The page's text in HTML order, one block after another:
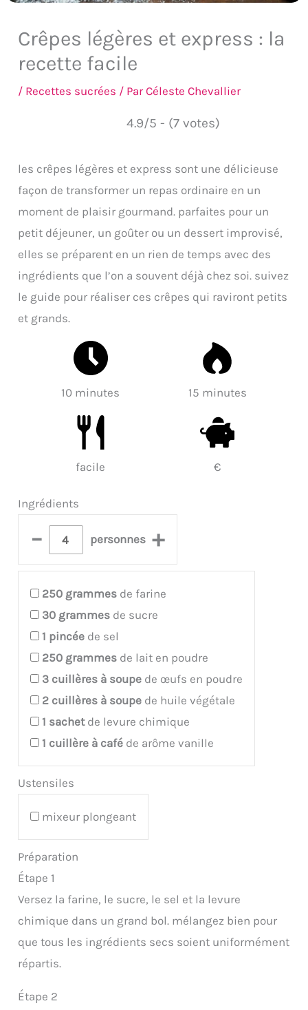
Crêpes légères et express : la
recette facile
/ Recettes sucrées / ParCéleste Chevallier
4.9/5 - (7 votes)
les crêpes légères et express sont une délicieuse
façon de transformer un repas ordinaire en un
moment de plaisir gourmand. parfaites pour un
petit déjeuner, un goûter ou un dessert improvisé,
elles se préparent en un rien de temps avec des
ingrédients que l’on a souvent déjà chez soi. suivez
le guide pour réaliser ces crêpes qui raviront petits
et grands.
10 minutes 15 minutes
facile €
Ingrédients
– personnes +
250 grammes de farine
30 grammes de sucre
1 pincée de sel
250 grammes de lait en poudre
3 cuillères à soupe de œufs en poudre
2 cuillères à soupe de huile végétale
1 sachetde levure chimique
1 cuillère à café de arôme vanille
Ustensiles
mixeur plongeant
Préparation
Étape 1
Versez la farine, le sucre, le sel et la levure
chimique dans un grand bol. mélangez bien pour
que tous les ingrédients secs soient uniformément
répartis.
Étape 2